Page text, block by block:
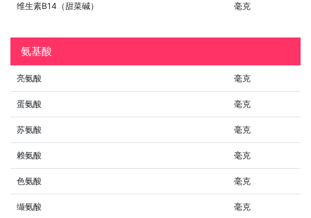
维生素B14（甜菜碱） 毫克
氨基酸
亮氨酸 毫克
蛋氨酸 毫克
苏氨酸 毫克
赖氨酸 毫克
色氨酸 毫克
缬氨酸 毫克